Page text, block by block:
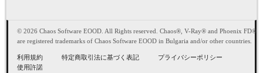
© 2026 Chaos Software EOOD. All Rights reserved. Chaos®, V-Ray® and Phoenix FD®
are registered trademarks of Chaos Software EOOD in Bulgaria and/or other countries.
利用規約 特定商取引法に基づく表記
プライバシーポリシー
使用許諾